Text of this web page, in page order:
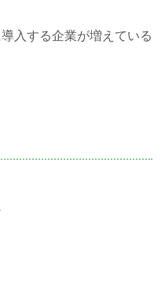
入する企業が増えている